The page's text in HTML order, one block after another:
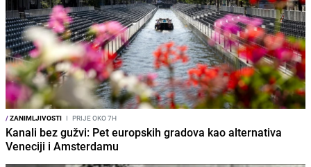
/ZANIMLJIVOSTI I PRIJE OKO 7H
Kanali bez gužvi: Pet europskih gradova kao alternativa
Veneciji i Amsterdamu